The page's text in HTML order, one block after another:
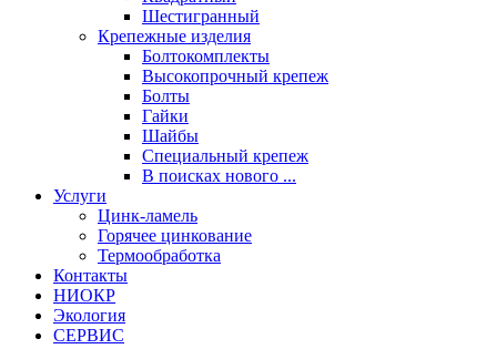
Шестигранный
Крепежные изделия
Болтокомплекты
Высокопрочный крепеж
Болты
Гайки
Шайбы
Специальный крепеж
В поисках нового ...
Услуги
Цинк-ламель
Горячее цинкование
Термообработка
Контакты
НИОКР
Экология
СЕРВИС